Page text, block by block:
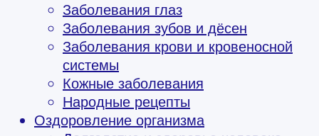
Заболевания глаз
Заболевания зубов и дёсен
Заболевания крови и кровеносной
системы
Кожные заболевания
Народные рецепты
Оздоровление организма